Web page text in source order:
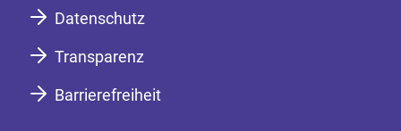
Datenschutz
Transparenz
Barrierefreiheit